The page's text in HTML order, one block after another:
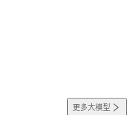
更多大模型